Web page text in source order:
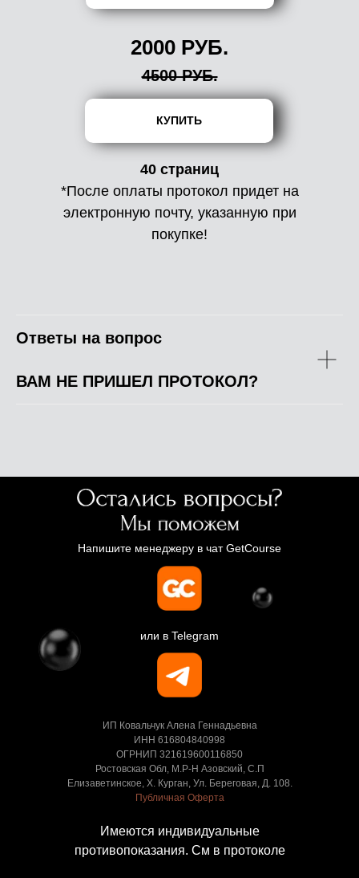
КУПИТЬ
2000 РУБ.
40 страниц
*После оплаты протокол придет на
электронную почту, указанную при
покупке!
4500 РУБ.
Ответы на вопрос
ВАМ НЕ ПРИШЕЛ ПРОТОКОЛ?
Напишите менеджеру в чат GetCourse
или в Telegram
ИП Ковальчук Алена Геннадьевна
ИНН 616804840998
ОГРНИП 321619600116850
Ростовская Обл, М.Р-Н Азовский, С.П
Елизаветинское, Х. Курган, Ул. Береговая, Д. 108.
Публичная Оферта
Имеются индивидуальные
противопоказания. См в протоколе